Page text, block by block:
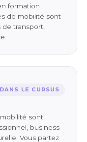
formation
de mobilité sont
transport,
LE CURSUS
sont
business
Vous partez